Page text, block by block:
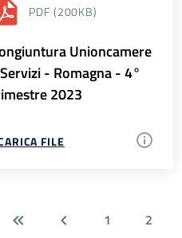
PDF (200KB)
Unioncamere
- Romagna - 4°
2023
FILE
1 2